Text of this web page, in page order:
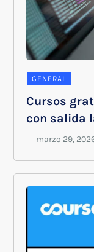
GENERAL
Cursos
con salida